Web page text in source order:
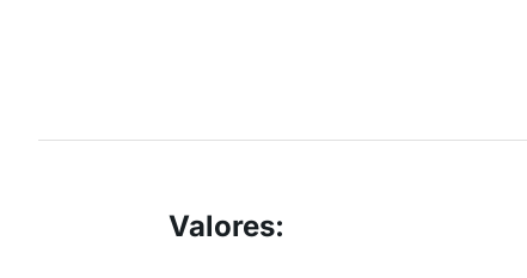
Valores: